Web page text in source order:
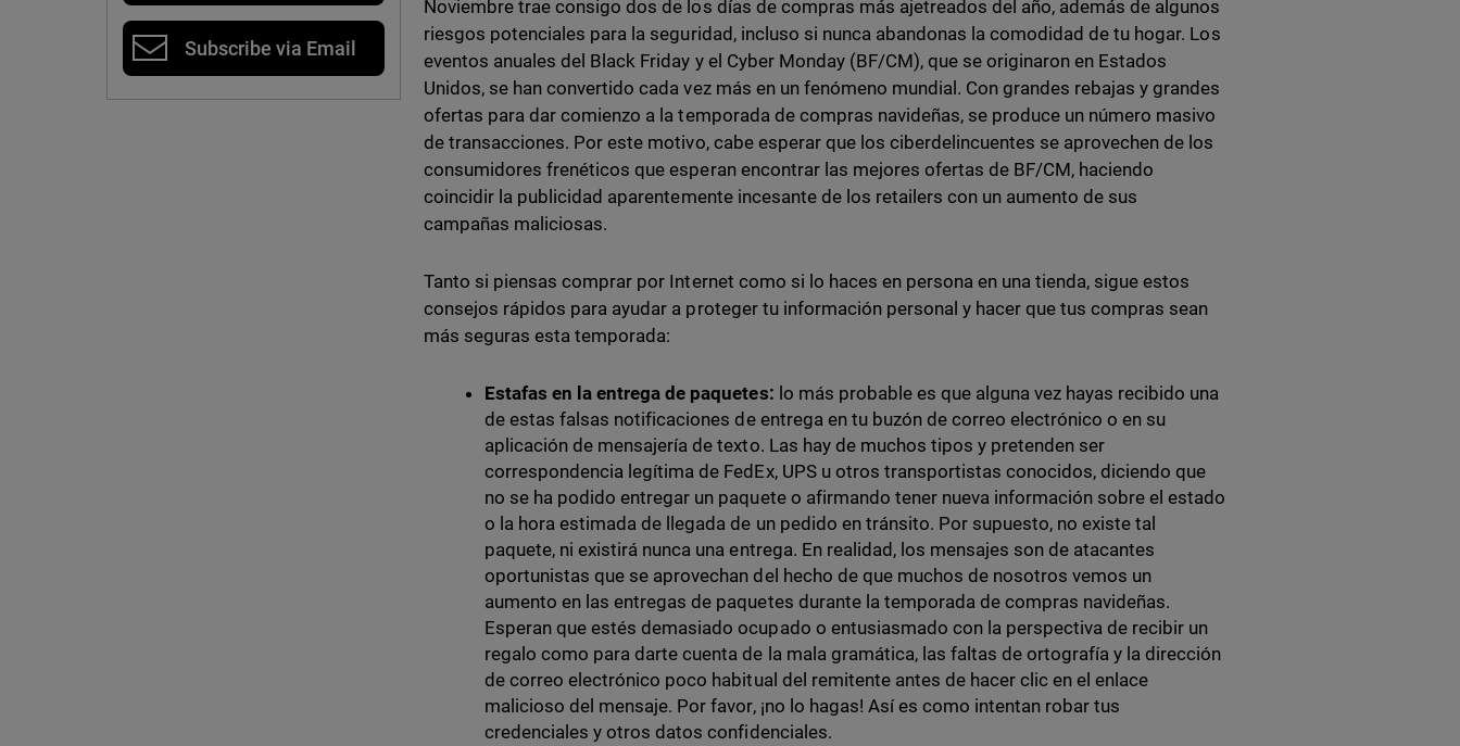
Subscribe via Email
Noviembre trae consigo dos de los días de compras más ajetreados del año, además de algunos
riesgos potenciales para la seguridad, incluso si nunca abandonas la comodidad de tu hogar. Los
eventos anuales del Black Friday y el Cyber Monday (BF/CM), que se originaron en Estados
Unidos, se han convertido cada vez más en un fenómeno mundial. Con grandes rebajas y grandes
ofertas para dar comienzo a la temporada de compras navideñas, se produce un número masivo
de transacciones. Por este motivo, cabe esperar que los ciberdelincuentes se aprovechen de los
consumidores frenéticos que esperan encontrar las mejores ofertas de BF/CM, haciendo
coincidir la publicidad aparentemente incesante de los retailers con un aumento de sus
campañas maliciosas.
Tanto si piensas comprar por Internet como si lo haces en persona en una tienda, sigue estos
consejos rápidos para ayudar a proteger tu información personal y hacer que tus compras sean
más seguras esta temporada:
Estafas en la entrega de paquetes: lo más probable es que alguna vez hayas recibido una
de estas falsas notificaciones de entrega en tu buzón de correo electrónico o en su
aplicación de mensajería de texto. Las hay de muchos tipos y pretenden ser
correspondencia legítima de FedEx, UPS u otros transportistas conocidos, diciendo que
no se ha podido entregar un paquete o afirmando tener nueva información sobre el estado
o la hora estimada de llegada de un pedido en tránsito. Por supuesto, no existe tal
paquete, ni existirá nunca una entrega. En realidad, los mensajes son de atacantes
oportunistas que se aprovechan del hecho de que muchos de nosotros vemos un
aumento en las entregas de paquetes durante la temporada de compras navideñas.
Esperan que estés demasiado ocupado o entusiasmado con la perspectiva de recibir un
regalo como para darte cuenta de la mala gramática, las faltas de ortografía y la dirección
de correo electrónico poco habitual del remitente antes de hacer clic en el enlace
malicioso del mensaje. Por favor, ¡no lo hagas! Así es como intentan robar tus
credenciales y otros datos confidenciales.